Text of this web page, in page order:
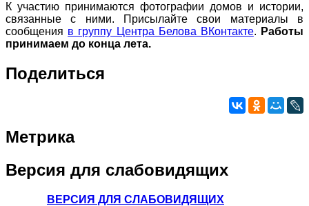
К участию принимаются фотографии домов и истории,
связанные с ними. Присылайте свои материалы в
сообщения в группу Центра Белова ВКонтакте. Работы
принимаем до конца лета.
Поделиться
Метрика
Версия для слабовидящих
ВЕРСИЯ ДЛЯ СЛАБОВИДЯЩИХ